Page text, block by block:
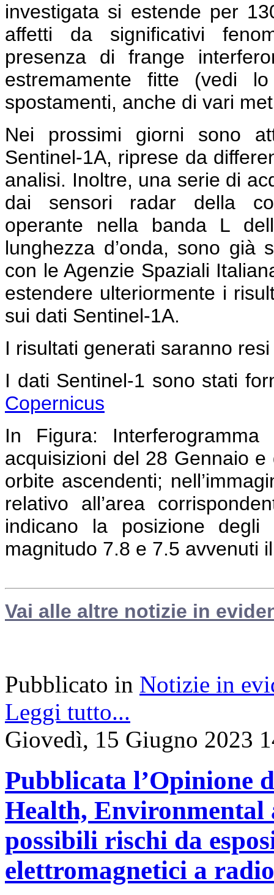
investigata si estende per
affetti da significativi
presenza di frange
estremamente fitte (vedi
spostamenti, anche di vari
Nei prossimi giorni sono
Sentinel-1A, riprese da
analisi. Inoltre, una serie di
dai sensori radar della
operante nella banda L
lunghezza d’onda, sono già
con le Agenzie Spaziali
estendere ulteriormente i
sui dati Sentinel-1A.
I risultati generati saranno
I dati Sentinel-1 sono stati
Copernicus
In Figura:
acquisizioni del 28 Gennaio
orbite ascendenti;
relativo all’area
indicano la posizione
magnitudo 7.8 e 7.5 avvenuti
Vai alle altre notizie in
Pubblicato in Notizie in
Leggi tutto...
Giovedì, 15 Giugno 2023
Pubblicata l’Opinione
Health, Environmental
possibili rischi da
elettromagnetici a